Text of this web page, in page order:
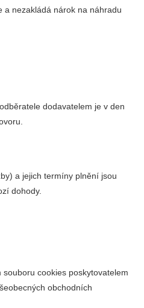
a nezakládá nárok na náhradu
dodavatelem je v den
a jejich termíny plnění jsou
dohody.
cookies poskytovatelem
obchodních